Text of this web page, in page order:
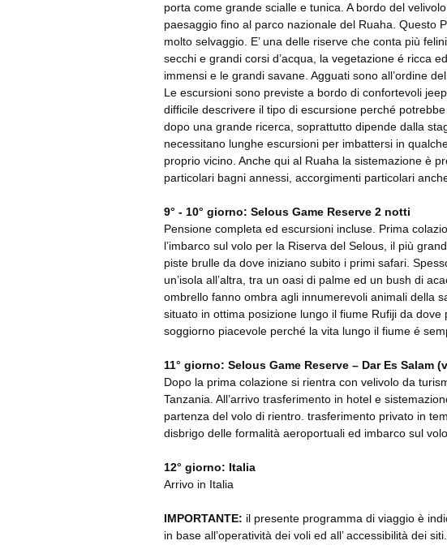
porta come grande scialle e tunica. A bordo del
paesaggio fino al parco nazionale del Ruaha. Questo
molto selvaggio. E’ una delle riserve che conta più
secchi e grandi corsi d’acqua, la vegetazione é ricca
immensi e le grandi savane. Agguati sono all’ordine
Le escursioni sono previste a bordo di confortevoli
difficile descrivere il tipo di escursione perché
dopo una grande ricerca, soprattutto dipende dalla
necessitano lunghe escursioni per imbattersi in
proprio vicino. Anche qui al Ruaha la sistemazione è
particolari bagni annessi, accorgimenti particolari
9° - 10° giorno: Selous Game Reserve 2 notti
Pensione completa ed escursioni incluse. Prima
l’imbarco sul volo per la Riserva del Selous, il più
piste brulle da dove iniziano subito i primi safari.
un’isola all’altra, tra un oasi di palme ed un bush di
ombrello fanno ombra agli innumerevoli animali della
situato in ottima posizione lungo il fiume Rufiji da dove
soggiorno piacevole perché la vita lungo il fiume é
11° giorno: Selous Game Reserve – Dar Es Salam
Dopo la prima colazione si rientra con velivolo da
Tanzania. All’arrivo trasferimento in hotel e
partenza del volo di rientro. trasferimento privato in
disbrigo delle formalità aeroportuali ed imbarco sul
12° giorno: Italia
Arrivo in Italia
IMPORTANTE: il presente programma di viaggio è
in base all’operatività dei voli ed all’ accessibilità dei